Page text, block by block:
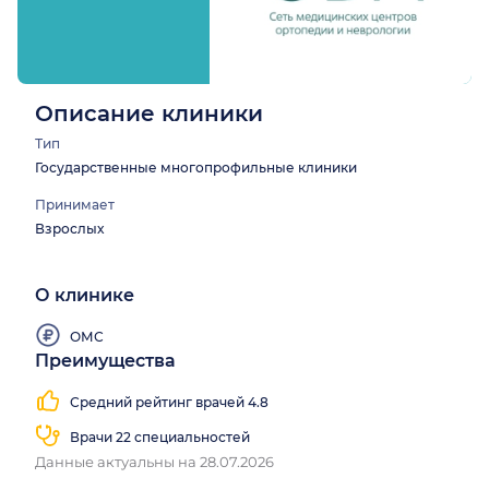
Описание клиники
Тип
Государственные многопрофильные клиники
Принимает
Взрослых
О клинике
ОМС
Преимущества
Средний рейтинг врачей 4.8
Врачи 22 специальностей
Данные актуальны на 28.07.2026